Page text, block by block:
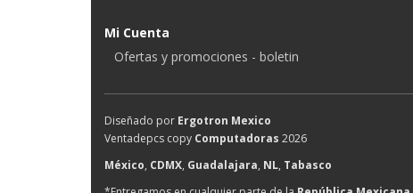
Mi Cuenta
Ofertas y promociones - boletin
Diseñado por Ergotron Mexico
Ventadepcs copy Computadoras 2026
México, CDMX, Guadalajara, NL, Tabasco